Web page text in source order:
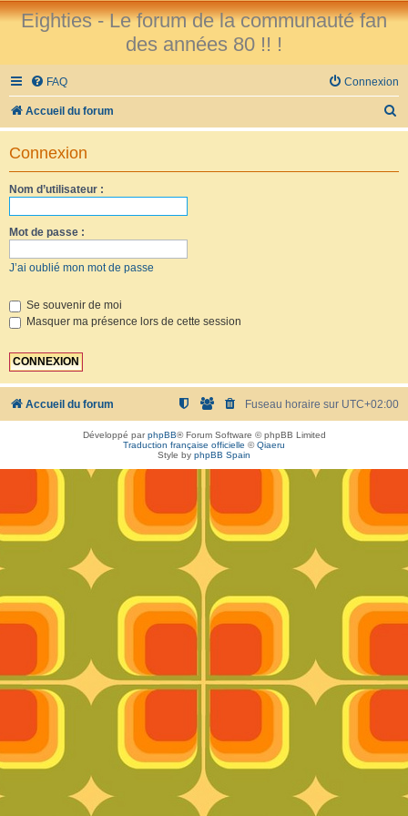
Eighties - Le forum de la communauté fan
des années 80 !! !
FAQ Connexion
Accueil du forum
e
Connexion
Nom d’utilisateur :
Mot de passe :
J’ai oublié mon mot de passe
Se souvenir de moi
Masquer ma présence lors de cette session
Accueil du forum Fuseau horaire sur UTC+02:00
Développé parphpBB® Forum Software © phpBB Limited
Traduction française officielle ©Qiaeru
Style by phpBB Spain